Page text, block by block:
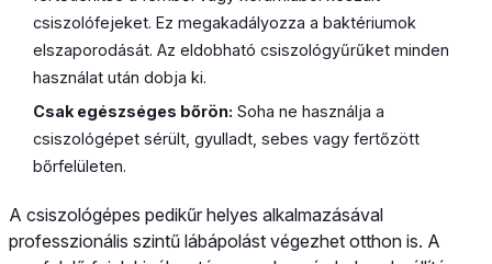
csiszolófejeket. Ez megakadályozza a baktériumok
elszaporodását. Az eldobható csiszológyűrűket minden
használat után dobja ki.
Csak egészséges bőrön: Soha ne használja a
csiszológépet sérült, gyulladt, sebes vagy fertőzött
bőrfelületen.
A csiszológépes pedikűr helyes alkalmazásával
professzionális szintű lábápolást végezhet otthon is. A